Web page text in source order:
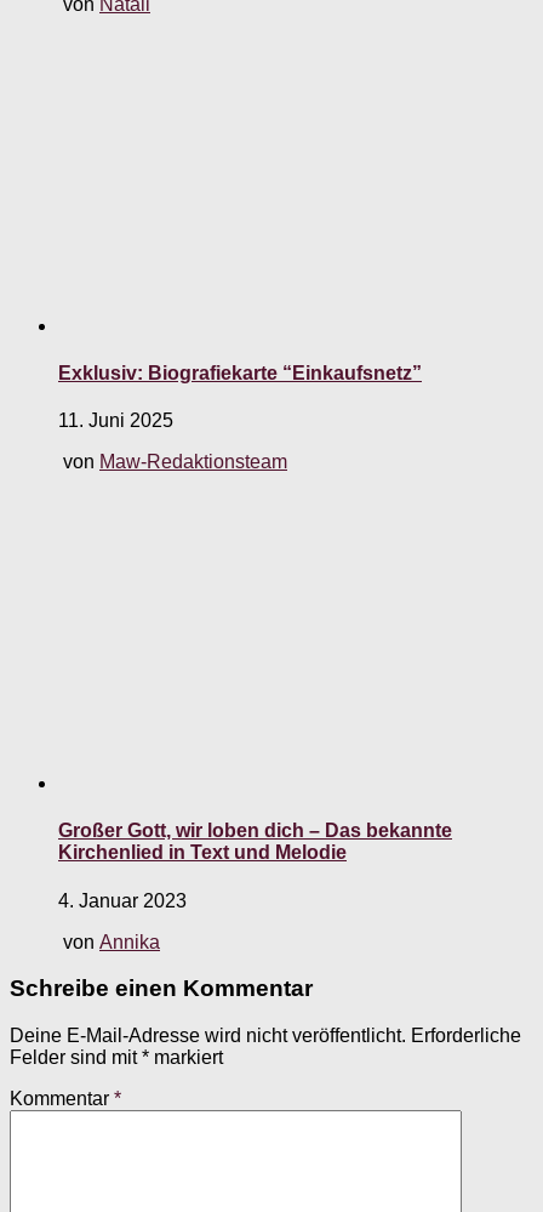
Exklusiv: Biografiekarte “Einkaufsnetz”
11. Juni 2025
von Maw-Redaktionsteam
Großer Gott, wir loben dich – Das bekannte
Kirchenlied in Text und Melodie
4. Januar 2023
von Annika
Schreibe einen Kommentar
Deine E-Mail-Adresse wird nicht veröffentlicht. Erforderliche
Felder sind mit* markiert
Kommentar *